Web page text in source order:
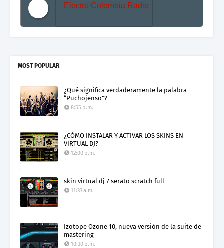
MOST POPULAR
¿Qué significa verdaderamente la palabra
“Puchojenso”?
8:55 p.m.
¿CÓMO INSTALAR Y ACTIVAR LOS SKINS EN
VIRTUAL DJ?
12:00 p.m.
skin virtual dj 7 serato scratch full
11:33 a.m.
Izotope Ozone 10, nueva versión de la suite de
mastering
10:30 p.m.